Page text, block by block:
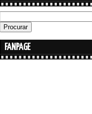
FANPAGE